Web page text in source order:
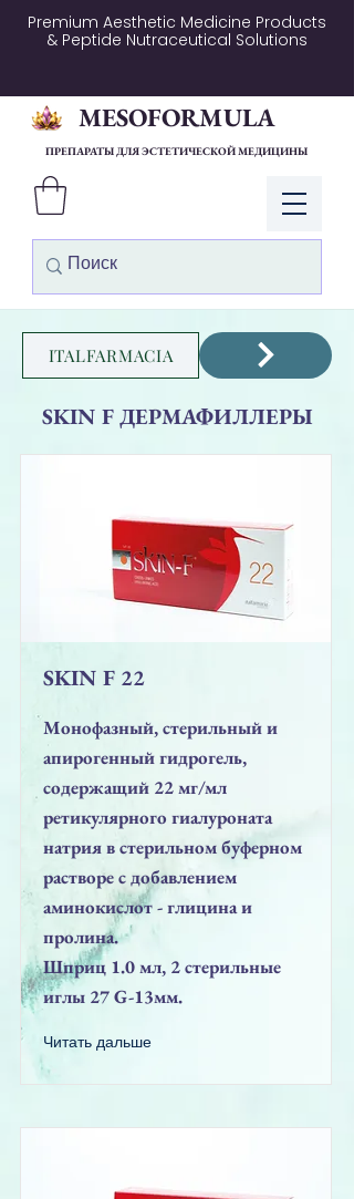
Premium Aesthetic Medicine Products
& Peptide Nutraceutical Solutions
Войти
MESOFORMULA
ПРЕПАРАТЫ ДЛЯ ЭСТЕТИЧЕСКОЙ МЕДИЦИНЫ
ITALFARMACIA
SKIN F ДЕРМАФИЛЛЕРЫ
SKIN F 22
Монофазный, стерильный и
апирогенный гидрогель,
содержащий 22 мг/мл
ретикулярного гиалуроната
натрия в стерильном буферном
растворе с добавлением
аминокислот - глицина и
пролина.
Шприц 1.0 мл, 2 стерильные
иглы 27 G-13мм.
Читать дальше